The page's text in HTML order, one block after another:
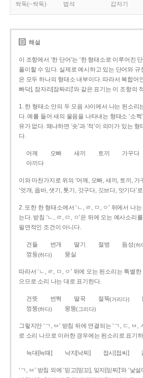
싹둑(~싹둑)
법석 갑자기
해설
이 조항에서 ‘한 단어’는 ‘한 형태소로 이루어진
풀이할 수 있다. 실제로 예시하고 있는 단어와 규
은 모두 하나의 형태소 내부이다. 따라서 복합어
빠닥], 잠자리[잠짜리]’와 같은 표기는 이 조항의
1. 한 형태소 안의 두 모음 사이에서 나는 된소리
다. 예를 들어 새의 울음을 나타내는 형태소 ‘소쩍’
유가 없다. 왜냐하면 ‘솟’과 ‘적’이 의미가 있는
다.
어깨 오빠 새끼 토끼 가꾸다
아끼다
이와 마찬가지로 위의 ‘어깨, 오빠, 새끼, 토끼, 가
‘엇개, 옵바, 샛기, 톳기, 갓구다, 깃브다, 앗기다’
2. 또한 한 형태소에서 ‘ㄴ, ㄹ, ㅁ, ㅇ’ 뒤에서 나
는다. 받침 ‘ㄴ, ㄹ, ㅁ, ㅇ’은 뒤에 오는 예사소리
필연적인 조건이 아니다.
건들 번개 딸기 절벙 듬성(하
껑둥(하다) 뭉실
따라서 ‘ㄴ, ㄹ, ㅁ, ㅇ’ 뒤에 오는 된소리는 특별
으므로 소리 나는 대로 표기한다.
건뜻 번쩍 딸꾹 절뚝(거리다)
껑뚱(하다) 뭉뚱(그리다)
그렇지만 ‘ㄱ, ㅂ’ 받침 뒤에 연결되는 ‘ㄱ, ㄷ, ㅂ,
로 소리 나므로 이러한 경우에는 된소리로 표기
늑대[늑때] 낙지[낙찌] 접시[접씨]
‘ㄱ, ㅂ’ 받침 외에 ‘믿고[믿꼬], 잊지[읻찌]’와 ‘낯